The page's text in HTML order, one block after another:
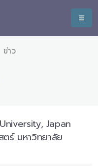
ข่าว
Japan
ตร์ มหาวิทยาลัย